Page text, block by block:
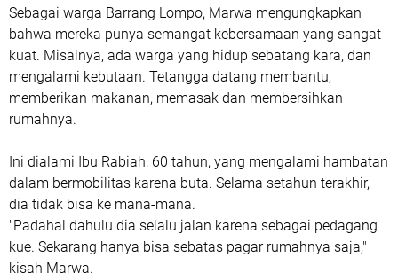
Sebagai warga Barrang Lompo, Marwa mengungkapkan
bahwa mereka punya semangat kebersamaan yang sangat
kuat. Misalnya, ada warga yang hidup sebatang kara, dan
mengalami kebutaan. Tetangga datang membantu,
memberikan makanan, memasak dan membersihkan
rumahnya.
Ini dialami Ibu Rabiah, 60 tahun, yang mengalami hambatan
dalam bermobilitas karena buta. Selama setahun terakhir,
dia tidak bisa ke mana-mana.
"Padahal dahulu dia selalu jalan karena sebagai pedagang
kue. Sekarang hanya bisa sebatas pagar rumahnya saja,"
kisah Marwa.